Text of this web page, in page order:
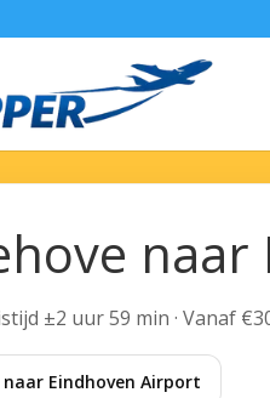
±2 uur 59 min · Vanaf
Eindhoven Airport